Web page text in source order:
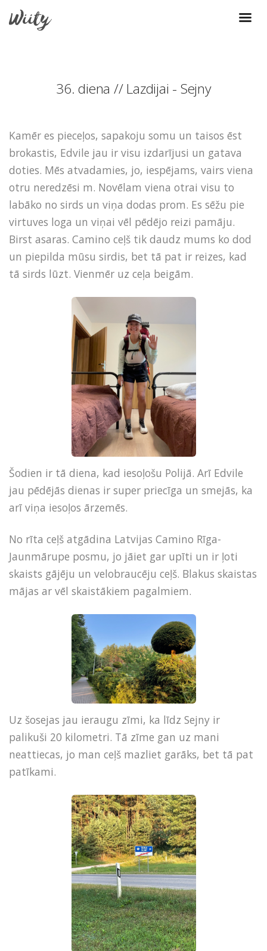
36. diena // Lazdijai - Sejny
Kamēr es pieceļos, sapakoju somu un taisos ēst
brokastis, Edvile jau ir visu izdarījusi un gatava
doties. Mēs atvadamies, jo, iespējams, vairs viena
otru neredzēsi m. Novēlam viena otrai visu to
labāko no sirds un viņa dodas prom. Es sēžu pie
virtuves loga un viņai vēl pēdējo reizi pamāju.
Birst asaras. Camino ceļš tik daudz mums ko dod
un piepilda mūsu sirdis, bet tā pat ir reizes, kad
tā sirds lūzt. Vienmēr uz ceļa beigām.
Šodien ir tā diena, kad iesoļošu Polijā. Arī Edvile
jau pēdējās dienas ir super priecīga un smejās, ka
arī viņa iesoļos ārzemēs.
No rīta ceļš atgādina Latvijas Camino Rīga-
Jaunmārupe posmu, jo jāiet gar upīti un ir ļoti
skaists gājēju un velobraucēju ceļš. Blakus skaistas
mājas ar vēl skaistākiem pagalmiem.
Uz šosejas jau ieraugu zīmi, ka līdz Sejny ir
palikuši 20 kilometri. Tā zīme gan uz mani
neattiecas, jo man ceļš mazliet garāks, bet tā pat
patīkami.